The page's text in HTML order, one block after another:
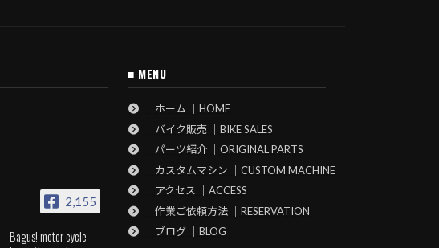
2,155
Bagus! motor cycle
■ MENU
ホーム ｜HOME
バイク販売 ｜BIKE SALES
パーツ紹介 ｜ORIGINAL PARTS
カスタムマシン ｜CUSTOM MACHINE
アクセス ｜ACCESS
作業ご依頼方法 ｜RESERVATION
ブログ ｜BLOG